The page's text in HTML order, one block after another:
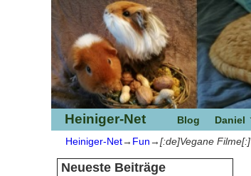
Heiniger-Net Blog Daniel
Heiniger-Net→ Fun→[:de]Vegane Filme[:]
Neueste Beiträge